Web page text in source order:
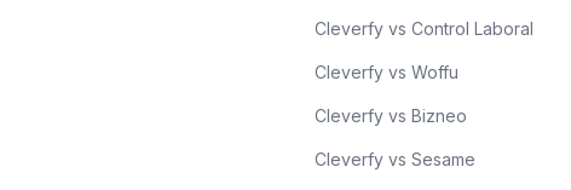
Cleverfy vs Control Laboral
Cleverfy vs Woffu
Cleverfy vs Bizneo
Cleverfy vs Sesame